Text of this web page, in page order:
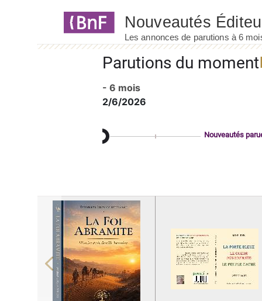
Parutions du moment
- 6 mois
2/6/2026
Nouveautés
Previous